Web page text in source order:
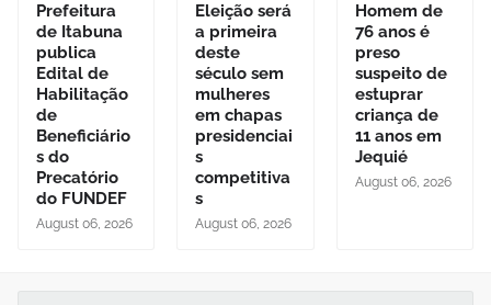
Prefeitura
de Itabuna
publica
Edital de
Habilitação
de
Beneficiário
s do
Precatório
do FUNDEF
August 06, 2026
Eleição será
a primeira
deste
século sem
mulheres
em chapas
presidenciai
s
competitiva
s
August 06, 2026
Homem de
76 anos é
preso
suspeito de
estuprar
criança de
11 anos em
Jequié
August 06, 2026